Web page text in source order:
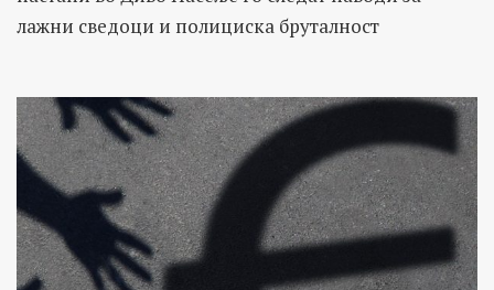
лажни сведоци и полициска бруталност